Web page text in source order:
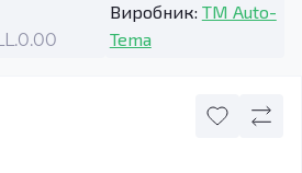
Виробник: TM Auto-
Tema